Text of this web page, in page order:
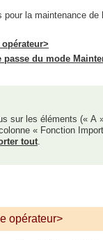
la maintenance de
du mode
sur les éléments (« A
« Fonction
tout.
opérateur>